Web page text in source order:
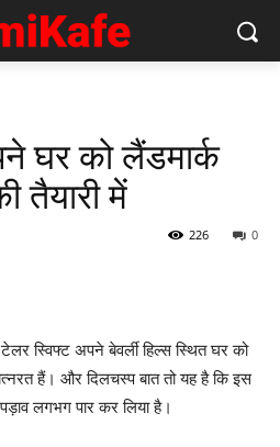
घर को लैंडमार्क
तैयारी में
0
226
स्‍विफ्ट अपने बेवर्ली हिल्स स्थित घर को
हैं। और दिलचस्‍प बात तो यह है कि इस
लगभग पार कर लिया है।